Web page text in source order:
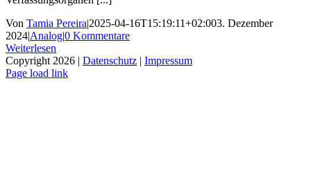
Von Tamia Pereira|2025-04-16T15:19:11+02:003. Dezember
2024|Analog|0 Kommentare
Weiterlesen
Copyright 2026 | Datenschutz | Impressum
Instagram
Stiftung
PH
Podcast
Page load link